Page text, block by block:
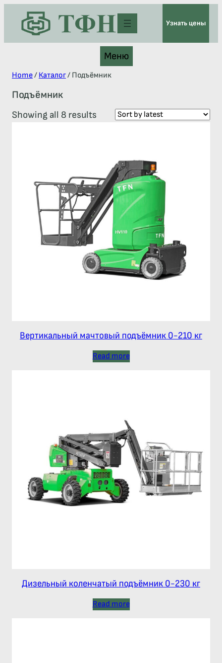
Узнать цены
Меню
Home/ Каталог/ Подъёмник
Подъёмник
Showing all 8 results
Вертикальный мачтовый подъёмник 0-210 кг
Read more
Дизельный коленчатый подъёмник 0-230 кг
Read more